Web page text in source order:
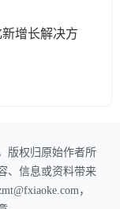
增长解决方
版权归原始作者所
、信息或资料带来
，